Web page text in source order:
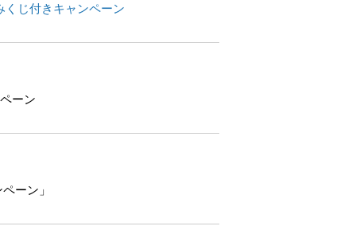
じ付きキャンペーン
ーン
ーン」